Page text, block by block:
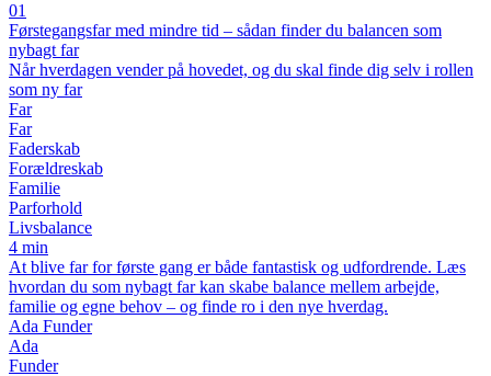
01
Førstegangsfar med mindre tid – sådan finder du balancen som
nybagt far
Når hverdagen vender på hovedet, og du skal finde dig selv i rollen
som ny far
Far
Far
Faderskab
Forældreskab
Familie
Parforhold
Livsbalance
4 min
At blive far for første gang er både fantastisk og udfordrende. Læs
hvordan du som nybagt far kan skabe balance mellem arbejde,
familie og egne behov – og finde ro i den nye hverdag.
Ada Funder
Ada
Funder